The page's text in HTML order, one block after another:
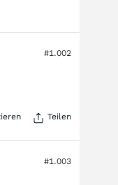
#1.002
Teilen
#1.003